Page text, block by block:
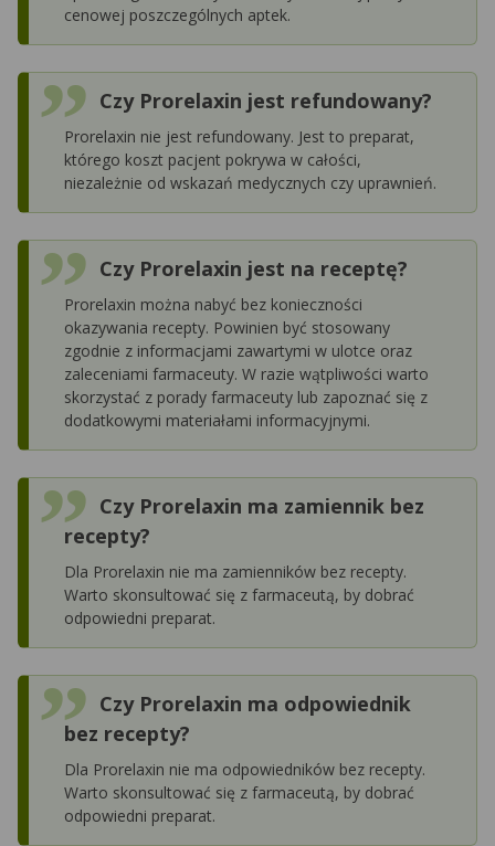
cenowej poszczególnych aptek.
Czy Prorelaxin jest refundowany?
Prorelaxin nie jest refundowany. Jest to preparat,
którego koszt pacjent pokrywa w całości,
niezależnie od wskazań medycznych czy uprawnień.
Czy Prorelaxin jest na receptę?
Prorelaxin można nabyć bez konieczności
okazywania recepty. Powinien być stosowany
zgodnie z informacjami zawartymi w ulotce oraz
zaleceniami farmaceuty. W razie wątpliwości warto
skorzystać z porady farmaceuty lub zapoznać się z
dodatkowymi materiałami informacyjnymi.
Czy Prorelaxin ma zamiennik bez
recepty?
Dla Prorelaxin nie ma zamienników bez recepty.
Warto skonsultować się z farmaceutą, by dobrać
odpowiedni preparat.
Czy Prorelaxin ma odpowiednik
bez recepty?
Dla Prorelaxin nie ma odpowiedników bez recepty.
Warto skonsultować się z farmaceutą, by dobrać
odpowiedni preparat.